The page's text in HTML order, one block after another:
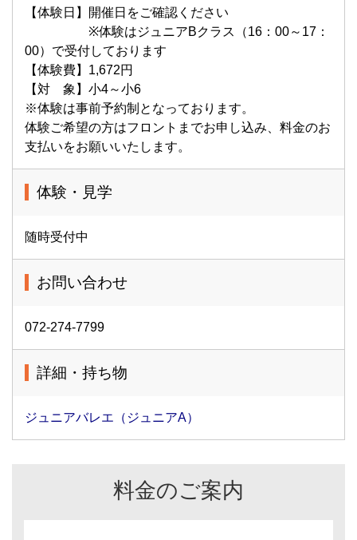
【体験日】開催日をご確認ください
※体験はジュニアBクラス（16：00～17：
00）で受付しております
【体験費】1,672円
【対 象】小4～小6
※体験は事前予約制となっております。
体験ご希望の方はフロントまでお申し込み、料金のお
支払いをお願いいたします。
体験・見学
随時受付中
お問い合わせ
072-274-7799
詳細・持ち物
ジュニアバレエ（ジュニアA）
料金のご案内